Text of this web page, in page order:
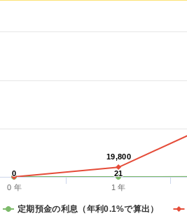
0
0 21
21
19,800
19,800
定期預金の利息（年利0.1%で算出）
0 年 1 年